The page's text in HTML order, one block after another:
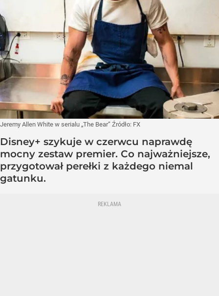
Jeremy Allen White w serialu „The Bear” Źródło: FX
Disney+ szykuje w czerwcu naprawdę
mocny zestaw premier. Co najważniejsze,
przygotował perełki z każdego niemal
gatunku.